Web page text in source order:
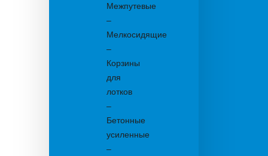
Межпутевые
–
Мелкосидящие
–
Корзины
для
лотков
–
Бетонные
усиленные
–